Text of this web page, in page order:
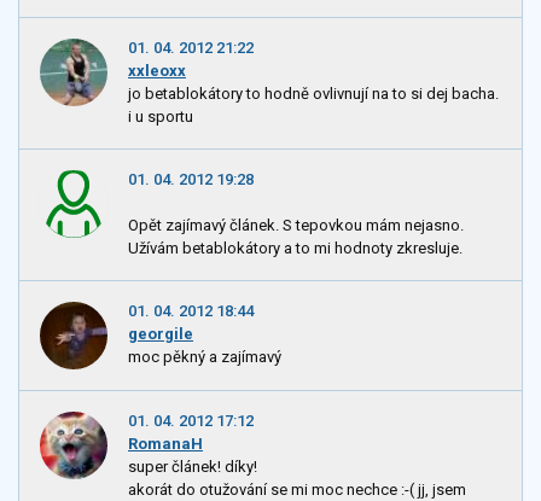
01. 04. 2012 21:22
xxleoxx
jo betablokátory to hodně ovlivnují na to si dej bacha.
i u sportu
01. 04. 2012 19:28
Opět zajímavý článek. S tepovkou mám nejasno.
Užívám betablokátory a to mi hodnoty zkresluje.
01. 04. 2012 18:44
georgile
moc pěkný a zajímavý
01. 04. 2012 17:12
RomanaH
super článek! díky!
akorát do otužování se mi moc nechce :-( jj, jsem